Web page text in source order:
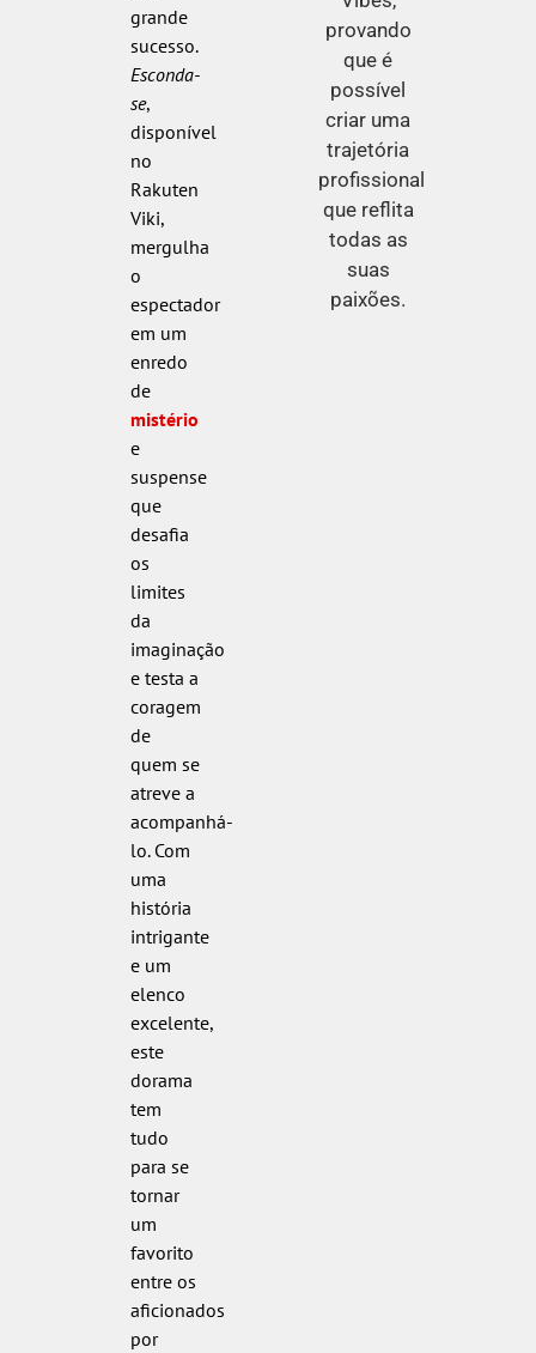
grande
sucesso.
Esconda-
se,
disponível
no
Rakuten
Viki,
mergulha
o
espectador
em um
enredo
de
mistério
e
suspense
que
desafia
os
limites
da
imaginação
e testa a
coragem
de
quem se
atreve a
acompanhá-
lo. Com
uma
história
intrigante
e um
elenco
excelente,
este
dorama
tem
tudo
para se
tornar
um
favorito
entre os
aficionados
por
provando
que é
possível
criar uma
trajetória
profissional
que reflita
todas as
suas
paixões.